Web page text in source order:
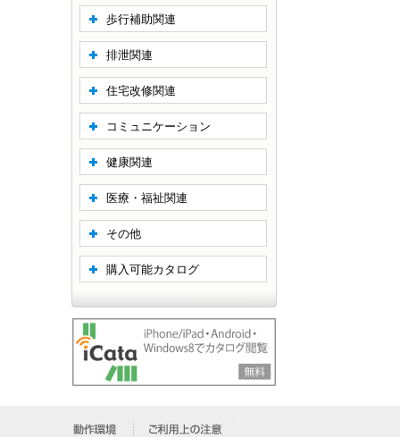
歩行補助関連
排泄関連
住宅改修関連
コミュニケーション
健康関連
医療・福祉関連
その他
購入可能カタログ